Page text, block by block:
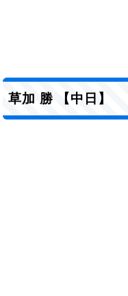
草加 勝 【中日】